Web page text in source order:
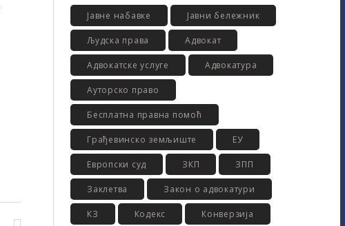
Јавне набавке Јавни бележник
Људска права Адвокат
Адвокатске услуге Адвокатура
Ауторско право
Бесплатна правна помоћ
Грађевинско земљиште ЕУ
Европски суд ЗКП ЗПП
Заклетва Закон о адвокатури
КЗ Кодекс Конверзија